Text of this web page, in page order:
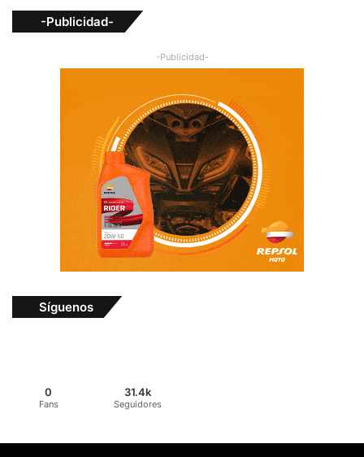
-Publicidad-
-Publicidad-
Síguenos
0
Fans
31.4k
Seguidores